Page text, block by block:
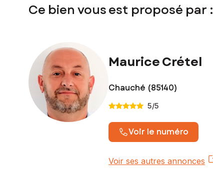
Ce bien vous est proposé par :
Maurice Crétel
Chauché (85140)
5/5
Voir le numéro
Voir ses autres annonces